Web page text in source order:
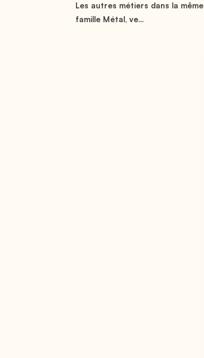
Les autres métiers dans la même
famille Métal, ve...